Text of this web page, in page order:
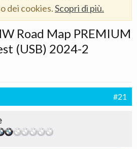
dei cookies.Scopri di più.
Road Map PREMIUM
(USB) 2024-2
#21